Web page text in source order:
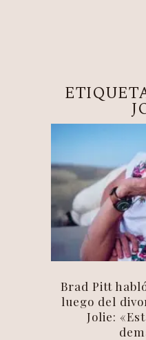
Brad Pitt
luego del
Jolie: